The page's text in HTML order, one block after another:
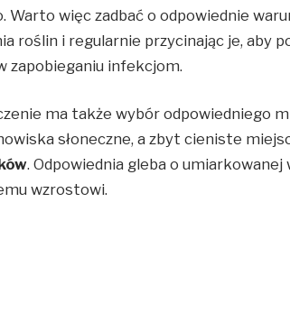
Warto więc zadbać o odpowiednie
roślin i regularnie przycinając je, aby
zapobieganiu infekcjom.
ma także wybór odpowiedniego
słoneczne, a zbyt cieniste
. Odpowiednia gleba o
wzrostowi.